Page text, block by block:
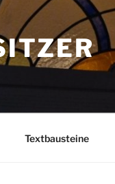
Textbausteine